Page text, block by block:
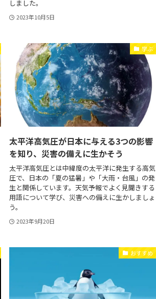
しました。
2023年10月5日
学ぶ
太平洋高気圧が日本に与える3つの影響
を知り、災害の備えに生かそう
太平洋高気圧とは中緯度の太平洋に発生する高気
圧で、日本の「夏の猛暑」や「大雨・台風」の発
生と関係しています。天気予報でよく見聞きする
用語について学び、災害への備えに生かしましょ
う。
2023年9月20日
おすすめ